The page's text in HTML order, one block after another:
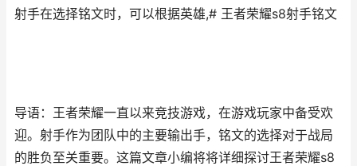
射手在选择铭文时，可以根据英雄,# 王者荣耀s8射手铭文
导语：王者荣耀一直以来竞技游戏，在游戏玩家中备受欢
迎。射手作为团队中的主要输出手，铭文的选择对于战局
的胜负至关重要。这篇文章小编将将详细探讨王者荣耀s8